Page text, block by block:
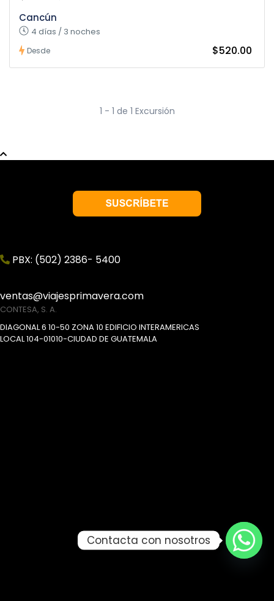
Cancún
4 días / 3 noches
Desde $520.00
1 - 1 de 1 Excursión
PBX: (502) 2386- 5400
ventas@viajesprimavera.com
CONTESA, S. A.
DIAGONAL 6 10-50 ZONA 10 EDIFICIO INTERAMERICAS
LOCAL 104-01010-CIUDAD DE GUATEMALA
Contacta con nosotros